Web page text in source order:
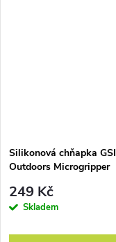
Silikonová chňapka GSI
Outdoors Microgripper
249 Kč
Skladem